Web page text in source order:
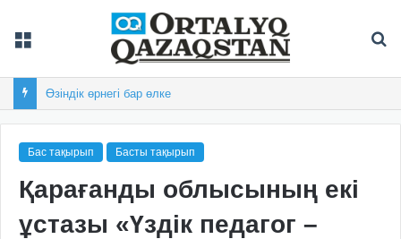
Өзіндік өрнегі бар өлке
Бас тақырып Басты тақырып
Қарағанды облысының екі
ұстазы «Үздік педагог –